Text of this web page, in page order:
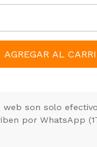
AGREGAR AL
web son solo
por WhatsApp